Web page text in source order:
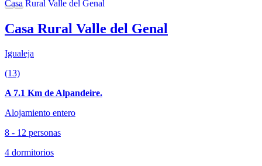
Casa Rural Valle del Genal
Igualeja
(13)
A 7.1 Km de Alpandeire.
Alojamiento entero
8 - 12 personas
4 dormitorios